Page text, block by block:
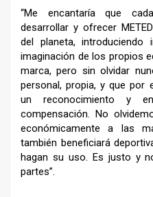
“Me encantaría que
desarrollar y ofrecer
del planeta,
imaginación de los propios
marca, pero sin olvidar
personal, propia, y que por
un reconocimiento y
compensación. No
económicamente a las
también beneficiará
hagan su uso. Es justo y
partes”.